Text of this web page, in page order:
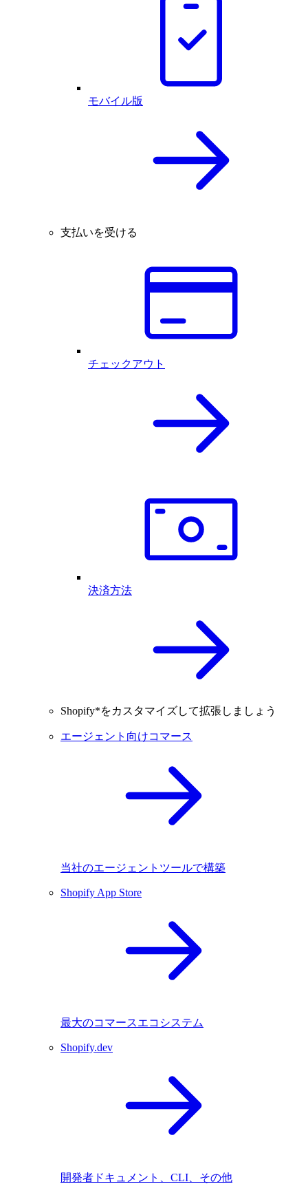
モバイル版
支払いを受ける
チェックアウト
決済方法
Shopify*をカスタマイズして拡張しましょう
エージェント向けコマース
当社のエージェントツールで構築
Shopify App Store
最大のコマースエコシステム
Shopify.dev
開発者ドキュメント、CLI、その他